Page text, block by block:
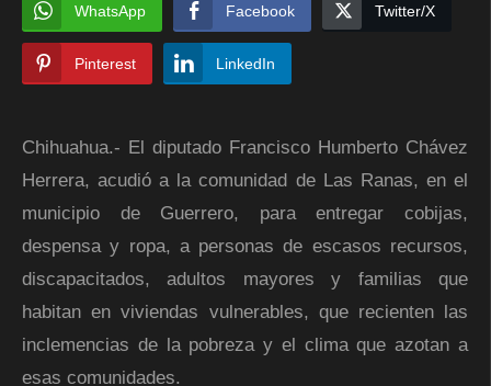
WhatsApp Facebook Twitter/X
Pinterest LinkedIn
Chihuahua.- El diputado Francisco Humberto Chávez
Herrera, acudió a la comunidad de Las Ranas, en el
municipio de Guerrero, para entregar cobijas,
despensa y ropa, a personas de escasos recursos,
discapacitados, adultos mayores y familias que
habitan en viviendas vulnerables, que recienten las
inclemencias de la pobreza y el clima que azotan a
esas comunidades.